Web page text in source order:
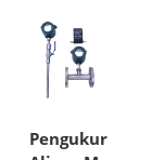
CO2, dll.
Akurasi 1%FS
dan waktu
Pengukur